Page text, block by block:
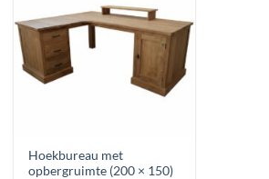
Hoekbureau met
opbergruimte (200 × 150)